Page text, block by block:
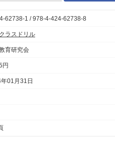
62738-1 / 978-4-424-62738-8
ラスドリル
育研究会
円
01月31日